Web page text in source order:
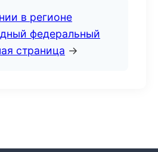
в регионе
федеральный
страница →